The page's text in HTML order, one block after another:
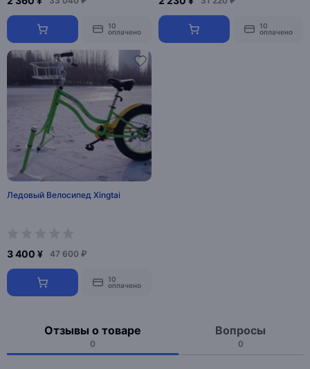
10
оплачено
10
оплачено
Ледовый Велосипед Xingtai
3 400 ¥ 47 600 ₽
10
оплачено
Отзывы о товаре
0
Вопросы
0